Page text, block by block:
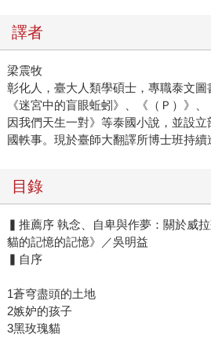
譯者
梁震牧
彰化人，臺大人類學碩士，專職泰文
《迷宮中的盲眼蚯蚓》、《（Ｐ）》
因我們天生一對》等泰國小說，並設
國軼事。現於臺師大翻譯所博士班持續
目錄
▍推薦序 執念、自卑與作夢：關於威
貓的記憶的記憶》／吳明益
▍自序
1蒼穹盡頭的土地
2嫉妒的孩子
3黑玫瑰貓